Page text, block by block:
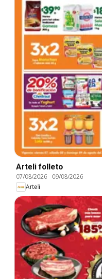
Arteli folleto
07/08/2026- 09/08/2026
Arteli